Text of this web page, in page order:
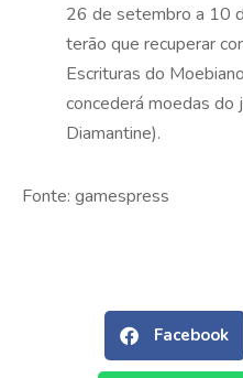
26 de setembro a 10
terão que recuperar
Escrituras do
concederá moedas
Diamantine).
Fonte: gamespress
Facebook